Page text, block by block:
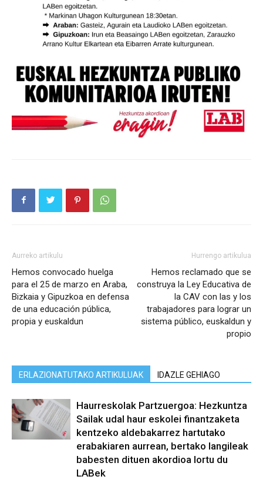
Aurreko artikulu
Hemos convocado huelga
para el 25 de marzo en Araba,
Bizkaia y Gipuzkoa en defensa
de una educación pública,
propia y euskaldun
Hurrengo artikulua
Hemos reclamado que se
construya la Ley Educativa de
la CAV con las y los
trabajadores para lograr un
sistema público, euskaldun y
propio
ERLAZIONATUTAKO ARTIKULUAK IDAZLE GEHIAGO
Haurreskolak Partzuergoa: Hezkuntza
Sailak udal haur eskolei finantzaketa
kentzeko aldebakarrez hartutako
erabakiaren aurrean, bertako langileak
babesten dituen akordioa lortu du
LABek